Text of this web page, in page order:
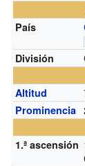
País
División
Altitud
Prominencia
1.ª ascensión